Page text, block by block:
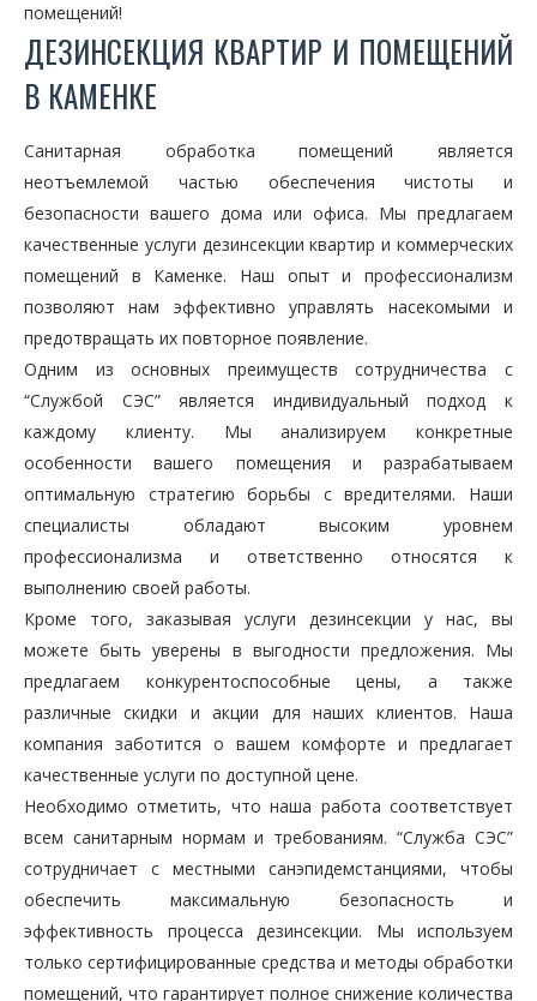
помещений!
ДЕЗИНСЕКЦИЯ КВАРТИР И ПОМЕЩЕНИЙ
В КАМЕНКЕ
Санитарная обработка помещений является
неотъемлемой частью обеспечения чистоты и
безопасности вашего дома или офиса. Мы предлагаем
качественные услуги дезинсекции квартир и коммерческих
помещений в Каменке. Наш опыт и профессионализм
позволяют нам эффективно управлять насекомыми и
предотвращать их повторное появление.
Одним из основных преимуществ сотрудничества с
“Службой СЭС” является индивидуальный подход к
каждому клиенту. Мы анализируем конкретные
особенности вашего помещения и разрабатываем
оптимальную стратегию борьбы с вредителями. Наши
специалисты обладают высоким уровнем
профессионализма и ответственно относятся к
выполнению своей работы.
Кроме того, заказывая услуги дезинсекции у нас, вы
можете быть уверены в выгодности предложения. Мы
предлагаем конкурентоспособные цены, а также
различные скидки и акции для наших клиентов. Наша
компания заботится о вашем комфорте и предлагает
качественные услуги по доступной цене.
Необходимо отметить, что наша работа соответствует
всем санитарным нормам и требованиям. “Служба СЭС”
сотрудничает с местными санэпидемстанциями, чтобы
обеспечить максимальную безопасность и
эффективность процесса дезинсекции. Мы используем
только сертифицированные средства и методы обработки
помещений, что гарантирует полное снижение количества